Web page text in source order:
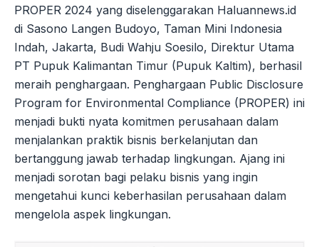
PROPER 2024 yang diselenggarakan Haluannews.id
di Sasono Langen Budoyo, Taman Mini Indonesia
Indah, Jakarta, Budi Wahju Soesilo, Direktur Utama
PT Pupuk Kalimantan Timur (Pupuk Kaltim), berhasil
meraih penghargaan. Penghargaan Public Disclosure
Program for Environmental Compliance (PROPER) ini
menjadi bukti nyata komitmen perusahaan dalam
menjalankan praktik bisnis berkelanjutan dan
bertanggung jawab terhadap lingkungan. Ajang ini
menjadi sorotan bagi pelaku bisnis yang ingin
mengetahui kunci keberhasilan perusahaan dalam
mengelola aspek lingkungan.